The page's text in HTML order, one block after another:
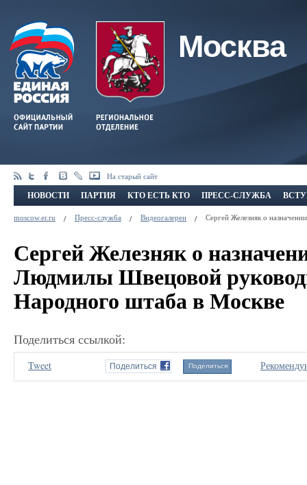
Москва
На старый сайт
НОВОСТИ ПАРТИЯ КТО ЕСТЬ КТО ПРЕСС-СЛУЖБА
moscow.er.ru Пресс-служба Видеогалереи Сергей Железняк о
Сергей Железняк о
Людмилы Швецовой
Народного штаба в Москве
Поделиться ссылкой:
Tweet Поделиться Поделиться